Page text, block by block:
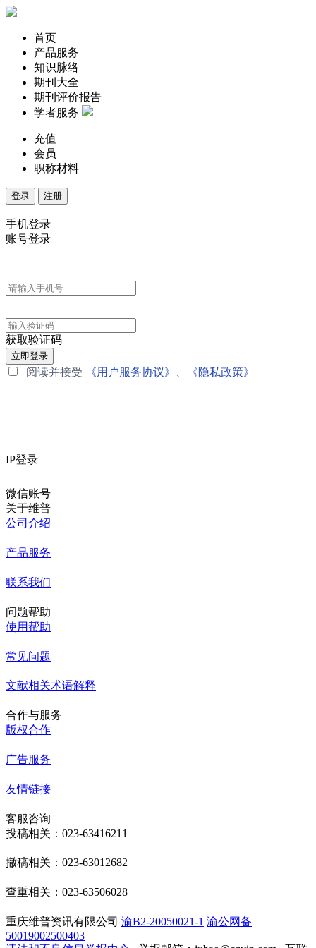
首页
产品服务
知识脉络
期刊大全
期刊评价报告
学者服务
充值
会员
职称材料
登录 注册
手机登录
账号登录
获取验证码
立即登录
阅读并接受 《用户服务协议》 《隐私政策》
IP登录
微信账号
关于维普
公司介绍
产品服务
联系我们
问题帮助
使用帮助
常见问题
文献相关术语解释
合作与服务
版权合作
广告服务
友情链接
客服咨询
投稿相关：023-63416211
撤稿相关：023-63012682
查重相关：023-63506028
重庆维普资讯有限公司 渝B2-20050021-1 渝公网备
50019002500403